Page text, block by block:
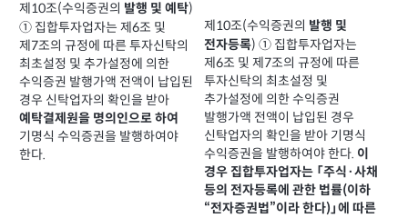
제10조(수익증권의 발행 및 예탁)
① 집합투자업자는 제6조 및
제7조의 규정에 따른 투자신탁의
최초설정 및 추가설정에 의한
수익증권 발행가액 전액이 납입된
경우 신탁업자의 확인을 받아
예탁결제원을 명의인으로 하여
기명식 수익증권을 발행하여야
한다.
제10조(수익증권의 발행 및
전자등록) ① 집합투자업자는
제6조 및 제7조의 규정에 따른
투자신탁의 최초설정 및
추가설정에 의한 수익증권
발행가액 전액이 납입된 경우
신탁업자의 확인을 받아 기명식
수익증권을 발행하여야 한다. 이
경우 집합투자업자는 「주식·사채
등의 전자등록에 관한 법률(이하
“전자증권법”이라 한다)」에 따른